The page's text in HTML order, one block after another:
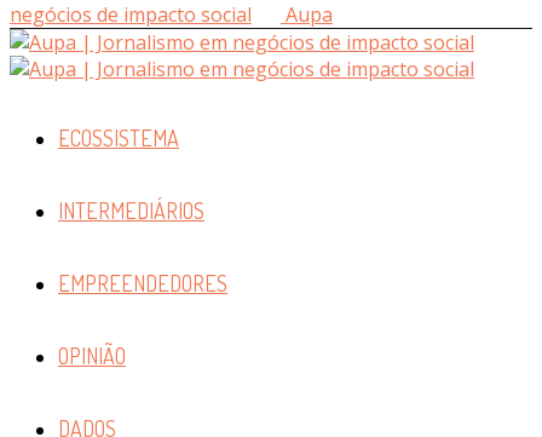
Aupa
ECOSSISTEMA
INTERMEDIÁRIOS
EMPREENDEDORES
OPINIÃO
DADOS